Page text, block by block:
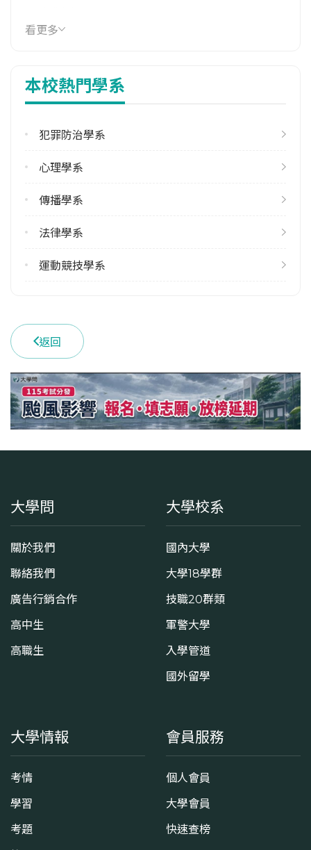
18.68
113學年度雙聯學位合作校數
學校電話
嘉義縣民雄鄉三興村7鄰大學路一段168號
看更多
本校熱門學系
犯罪防治學系
心理學系
傳播學系
法律學系
運動競技學系
返回
大學問
關於我們
聯絡我們
廣告行銷合作
高中生
高職生
大學校系
國內大學
大學18學群
技職20群類
軍警大學
入學管道
國外留學
大學情報
考情
學習
考題
會員服務
個人會員
大學會員
快速查榜